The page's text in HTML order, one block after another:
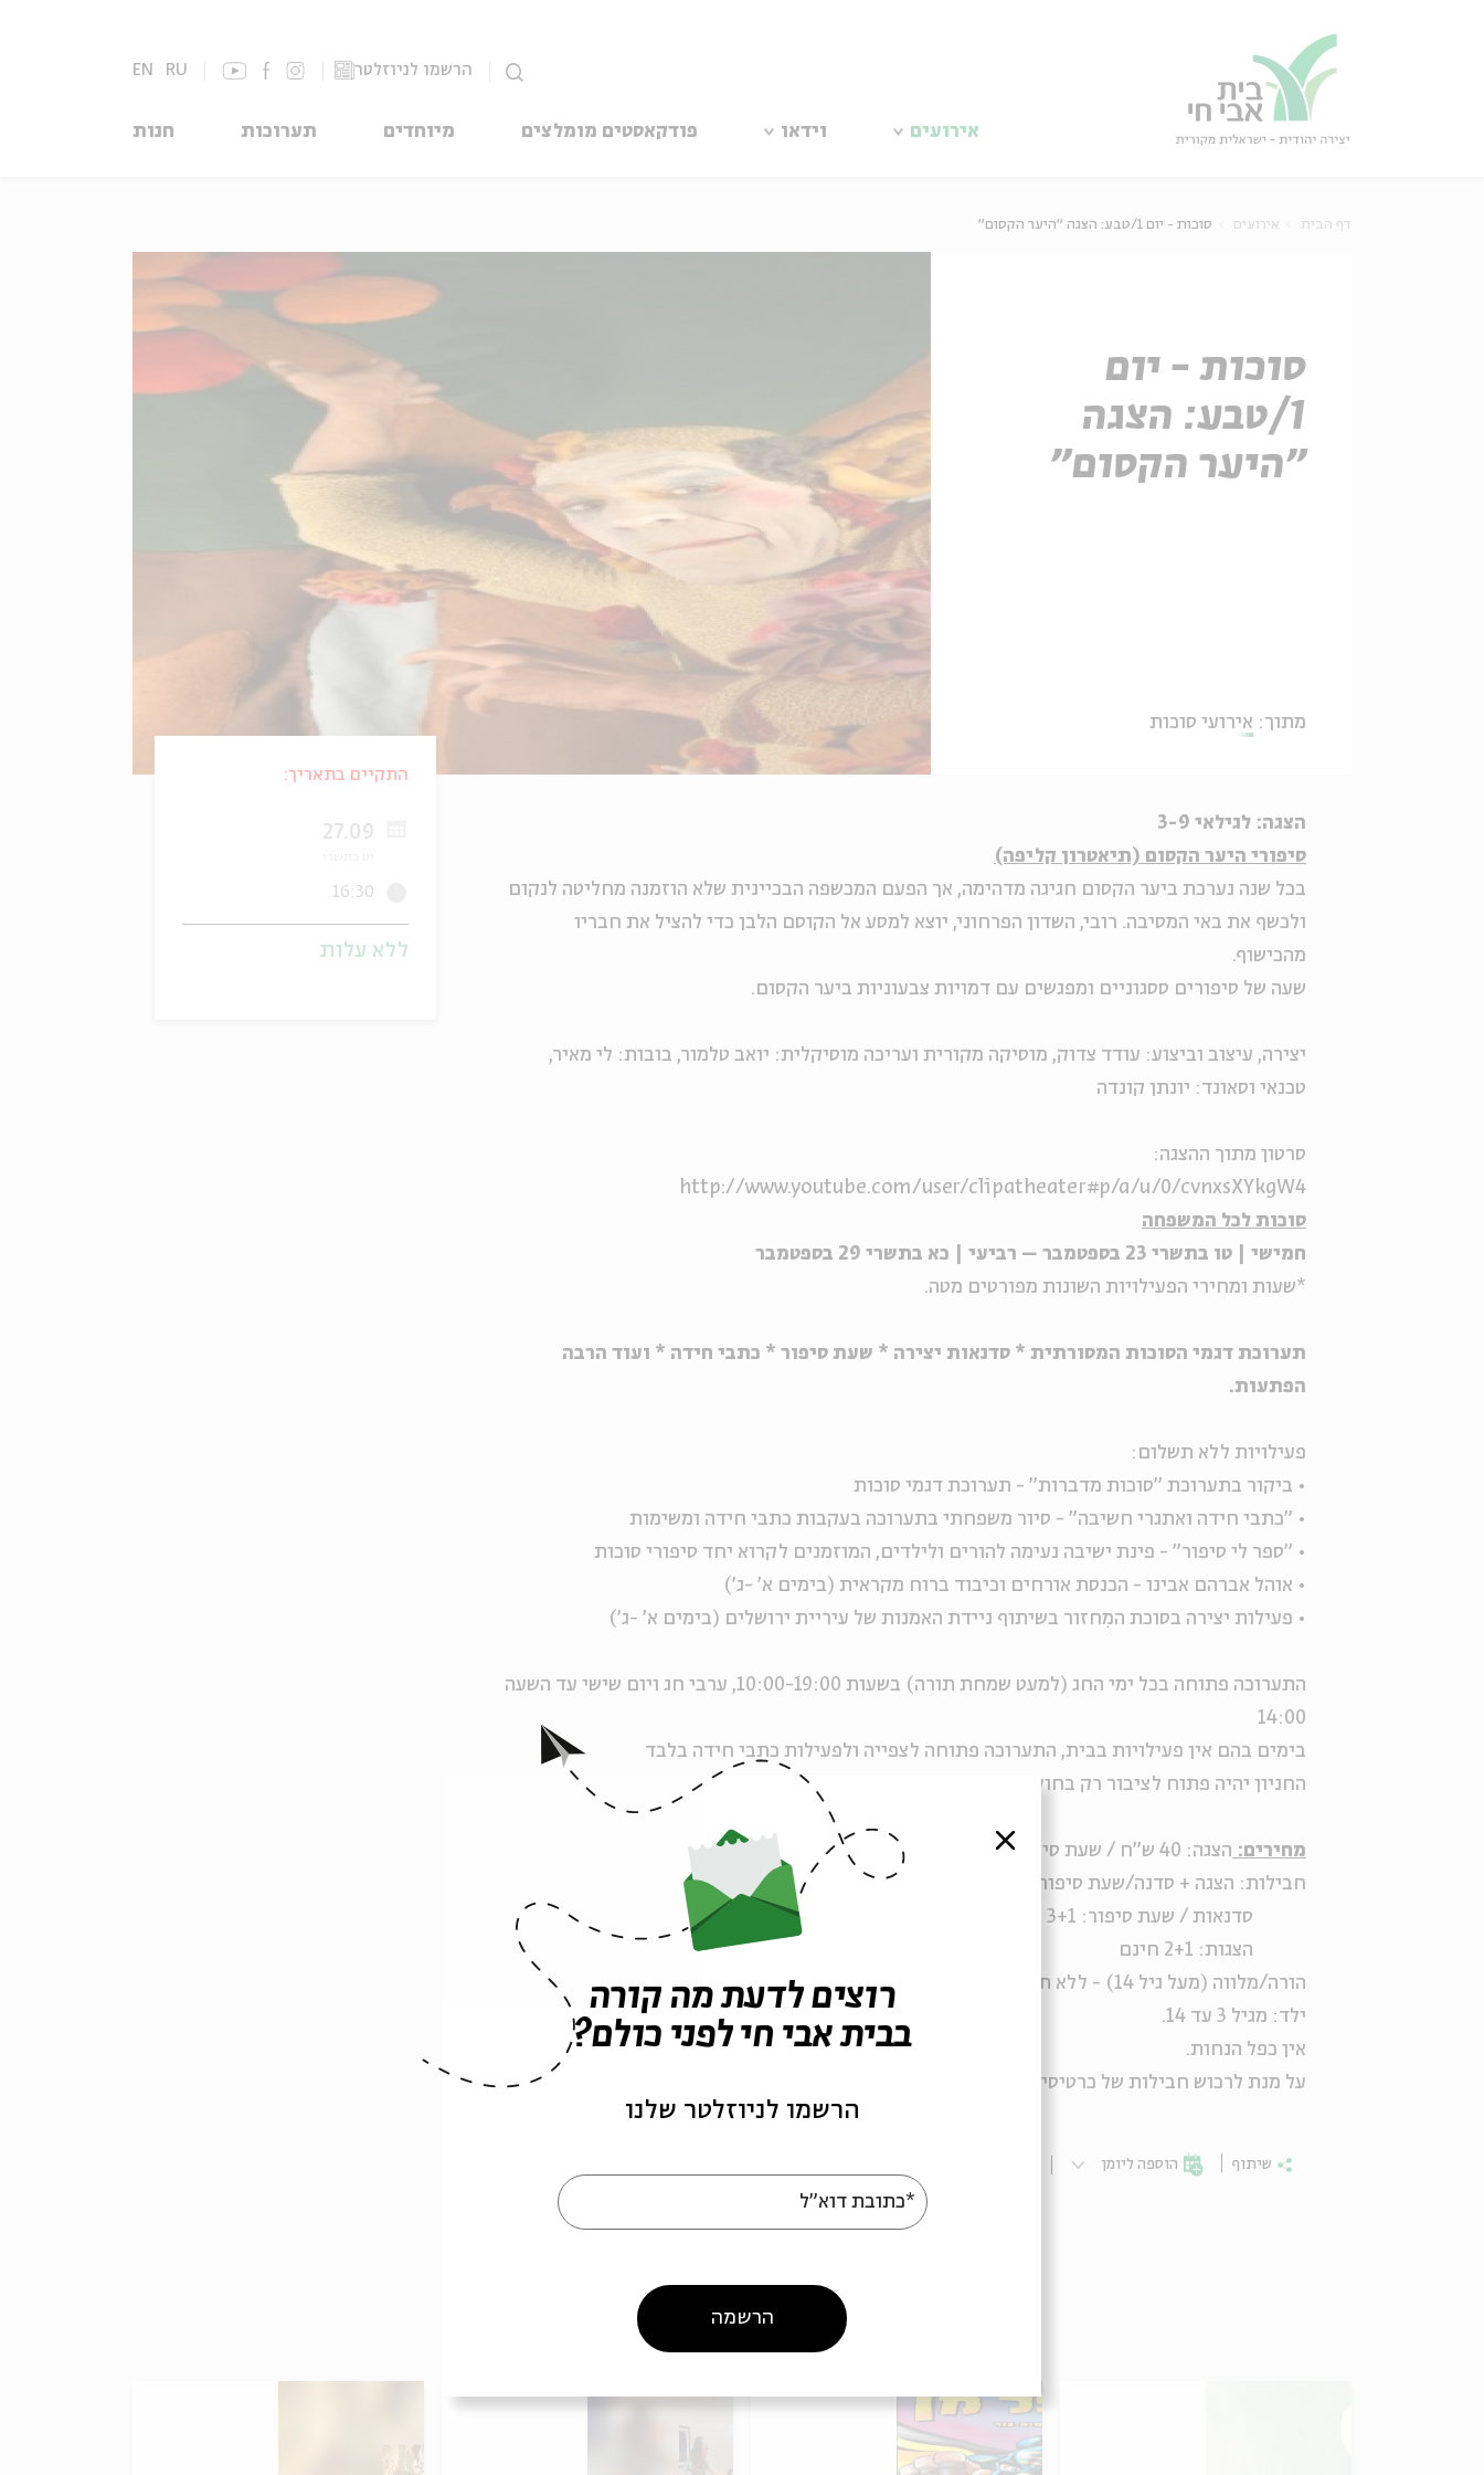
הרשמו לניוזלטר EN RU
אירועים וידאו פודקאסטים מומלצים מיוחדים תערוכות חנות
דף הבית אירועים סוכות - יום 1/טבע: הצגה "היער הקסום"
סוכות - יום
1/טבע: הצגה
"היער הקסום"
מתוך: אירועי סוכות
הצגה: לגילאי 3-9
סיפורי היער הקסום (תיאטרון קליפה)
בכל שנה נערכת ביער הקסום חגיגה מדהימה, אך הפעם המכשפה הבכיינית שלא הוזמנה מחליטה לנקום
ולכשף את באי המסיבה. רובי, השדון הפרחוני, יוצא למסע אל הקוסם הלבן כדי להציל את חבריו
מהכישוף.
שעה של סיפורים ססגוניים ומפגשים עם דמויות צבעוניות ביער הקסום.
יצירה, עיצוב וביצוע: עודד צדוק, מוסיקה מקורית ועריכה מוסיקלית: יואב טלמור, בובות: לי מאיר,
טכנאי וסאונד: יונתן קונדה
סרטון מתוך ההצגה:
http://www.youtube.com/user/clipatheater#p/a/u/0/cvnxsXYkgW4
סוכות לכל המשפחה
חמישי | טו בתשרי 23 בספטמבר – רביעי | כא בתשרי 29 בספטמבר
*שעות ומחירי הפעילויות השונות מפורטים מטה.
תערוכת דגמי הסוכות המסורתית * סדנאות יצירה * שעת סיפור * כתבי חידה * ועוד הרבה
הפתעות.
פעילויות ללא תשלום:
• ביקור בתערוכת "סוכות מדברות" - תערוכת דגמי סוכות
• "כתבי חידה ואתגרי חשיבה" - סיור משפחתי בתערוכה בעקבות כתבי חידה ומשימות
• "ספר לי סיפור" - פינת ישיבה נעימה להורים ולילדים, המוזמנים לקרוא יחד סיפורי סוכות
• אוהל אברהם אבינו - הכנסת אורחים וכיבוד ברוח מקראית (בימים א' -ג')
• פעילות יצירה בסוכת המִחזור בשיתוף ניידת האמנות של עיריית ירושלים (בימים א' -ג')
התערוכה פתוחה בכל ימי החג (למעט שמחת תורה) בשעות 10:00-19:00, ערבי חג ויום שישי עד השעה
14:00
בימים בהם אין פעילויות בבית, התערוכה פתוחה לצפייה ולפעילות כתבי חידה בלבד
החניון יהיה פתוח לציבור רק בחול המועד.
מחירים: הצגה: 40 ש"ח / שעת סיפור או סדנה: 20 ש"ח
חבילות: הצגה + סדנה/שעת סיפור: 50 ש"ח
סדנאות / שעת סיפור: 3+1 חינם
הצגות: 2+1 חינם
הורה/מלווה (מעל גיל 14) - ללא תשלום.
ילד: מגיל 3 עד 14.
אין כפל הנחות.
על מנת לרכוש חבילות של כרטיסים - נא לפנות לקופת בית אבי חי בטלפון 02-6215900.
שיתוף הוספה ליומן
התקיים בתאריך:
27.09
16:30
ללא עלות
אירועים נוספים בסדרה
סגור
רוצים לדעת מה קורה
בבית אבי חי לפני כולם?
הרשמו לניוזלטר שלנו
*כתובת דוא"ל
הרשמה